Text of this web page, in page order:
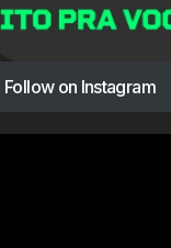
Follow on Instagram